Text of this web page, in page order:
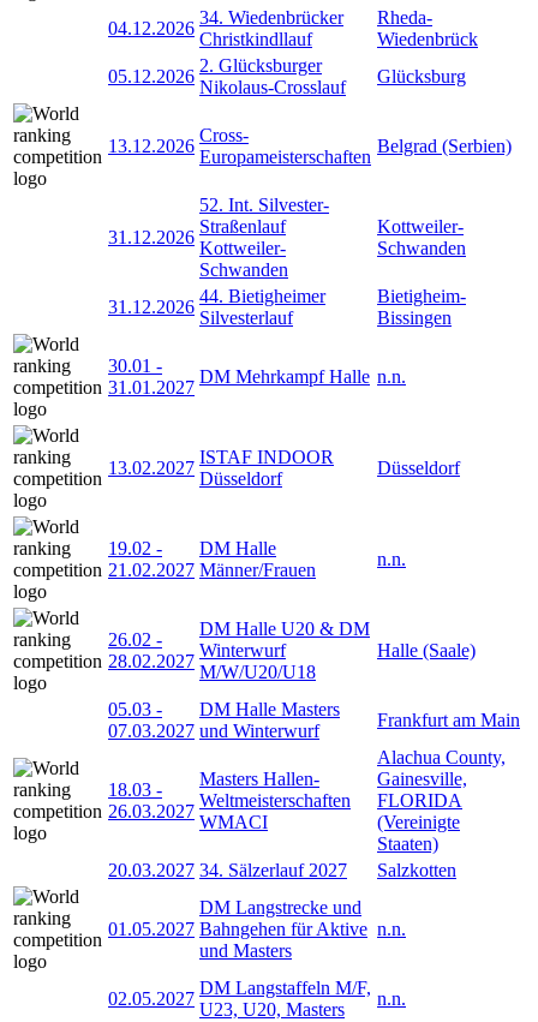
04.12.2026
34. Wiedenbrücker
Christkindllauf
Rheda-
Wiedenbrück
05.12.2026
2. Glücksburger
Nikolaus-Crosslauf
Glücksburg
13.12.2026
Cross-
Europameisterschaften
Belgrad (Serbien)
31.12.2026
52. Int. Silvester-
Straßenlauf
Kottweiler-
Schwanden
Kottweiler-
Schwanden
31.12.2026
44. Bietigheimer
Silvesterlauf
Bietigheim-
Bissingen
30.01 -
31.01.2027
DM Mehrkampf Halle n.n.
13.02.2027
ISTAF INDOOR
Düsseldorf
Düsseldorf
19.02 -
21.02.2027
DM Halle
Männer/Frauen
n.n.
26.02 -
28.02.2027
DM Halle U20 & DM
Winterwurf
M/W/U20/U18
Halle (Saale)
05.03 -
07.03.2027
DM Halle Masters
und Winterwurf
Frankfurt am Main
18.03 -
26.03.2027
Masters Hallen-
Weltmeisterschaften
WMACI
Alachua County,
Gainesville,
FLORIDA
(Vereinigte
Staaten)
20.03.2027 34. Sälzerlauf 2027 Salzkotten
01.05.2027
DM Langstrecke und
Bahngehen für Aktive
und Masters
n.n.
02.05.2027
DM Langstaffeln M/F,
U23, U20, Masters
n.n.